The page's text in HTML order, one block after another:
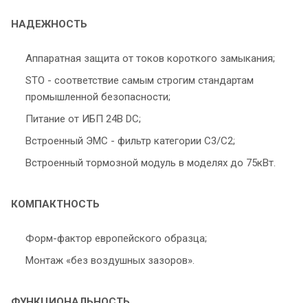
НАДЕЖНОСТЬ
Аппаратная защита от токов короткого замыкания;
STO - соответствие самым строгим стандартам
промышленной безопасности;
Питание от ИБП 24В DC;
Встроенный ЭМС - фильтр категории С3/С2;
Встроенный тормозной модуль в моделях до 75кВт.
КОМПАКТНОСТЬ
Форм-фактор европейского образца;
Монтаж «без воздушных зазоров».